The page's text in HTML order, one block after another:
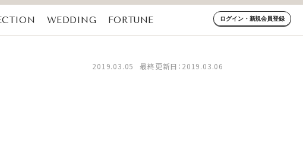
WEDDING
FORTUNE
ログイン・新規会員登録
2019.03.05 最終更新日：2019.03.06